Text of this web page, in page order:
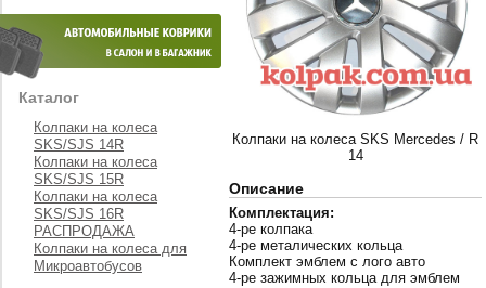
Каталог
Колпаки на колеса
SKS/SJS 14R
Колпаки на колеса
SKS/SJS 15R
Колпаки на колеса
SKS/SJS 16R
РАСПРОДАЖА
Колпаки на колеса для
Микроавтобусов
Колпаки на колеса SKS Mercedes / R
14
Описание
Комплектация:
4-ре колпака
4-ре металических кольца
Комплект эмблем с лого авто
4-ре зажимных кольца для эмблем